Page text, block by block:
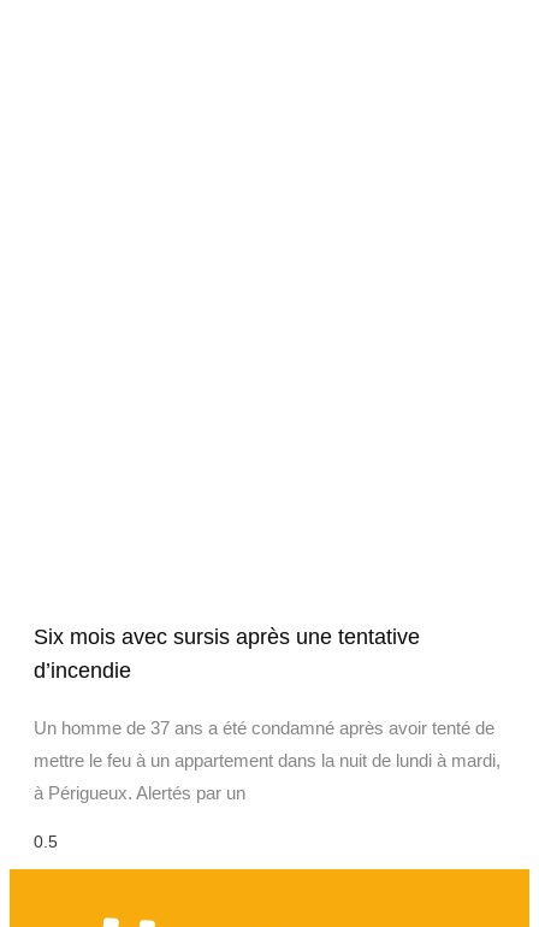
Six mois avec sursis après une tentative
d’incendie
Un homme de 37 ans a été condamné après avoir tenté de
mettre le feu à un appartement dans la nuit de lundi à mardi,
à Périgueux. Alertés par un